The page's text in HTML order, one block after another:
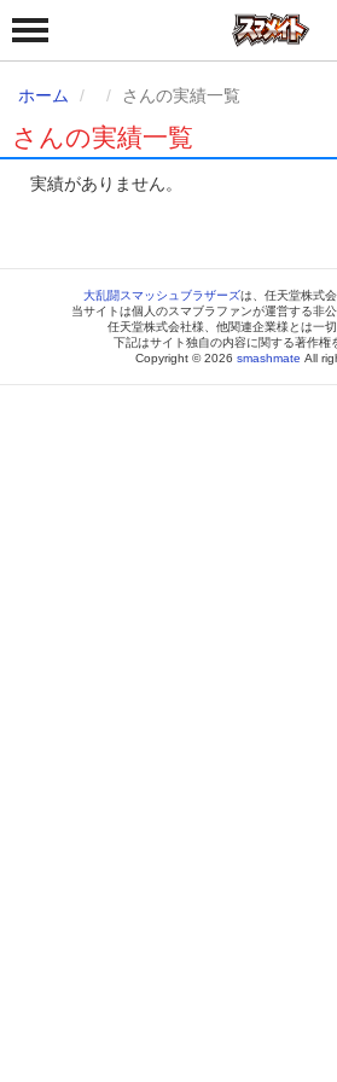
ホーム さんの実績一覧
さんの実績一覧
実績がありません。
大乱闘スマッシュブラザーズは、任天堂株式
当サイトは個人のスマブラファンが運営する非
任天堂株式会社様、他関連企業様とは一切
下記はサイト独自の内容に関する著作権
Copyright © 2026 smashmate All